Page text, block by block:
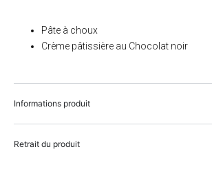
Pâte à choux
Crème pâtissière au Chocolat noir
Informations produit
Retrait du produit